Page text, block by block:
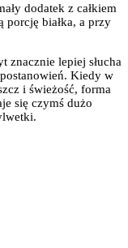
dodatek z całkiem
białka, a przy
znacznie lepiej słucha
Kiedy w
i świeżość, forma
się czymś dużo